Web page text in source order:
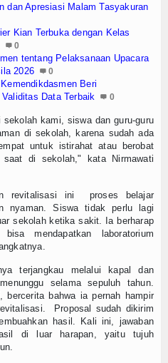
dan Apresiasi Malam Tasyakuran
Kian Terbuka dengan Kelas
0
tentang Pelaksanaan Upacara
2026
0
Beri
Data Terbaik
0
kami, siswa dan guru-guru
di sekolah, karena sudah ada
untuk istirahat atau berobat
di sekolah," kata Nirmawati
revitalisasi ini proses belajar
nyaman. Siswa tidak perlu lagi
sekolah ketika sakit. Ia berharap
mendapatkan laboratorium
terjangkau melalui kapal dan
selama sepuluh tahun.
bercerita bahwa ia pernah hampir
Proposal sudah dikirim
hasil. Kali ini, jawaban
di luar harapan, yaitu tujuh